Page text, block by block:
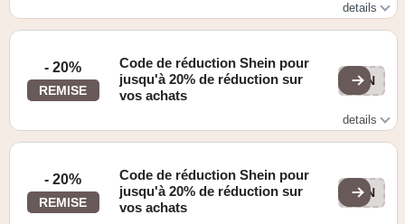
details
- 20%
REMISE
Code de réduction Shein pour
jusqu'à 20% de réduction sur
vos achats
20N
details
- 20%
REMISE
Code de réduction Shein pour
jusqu'à 20% de réduction sur
vos achats
20N